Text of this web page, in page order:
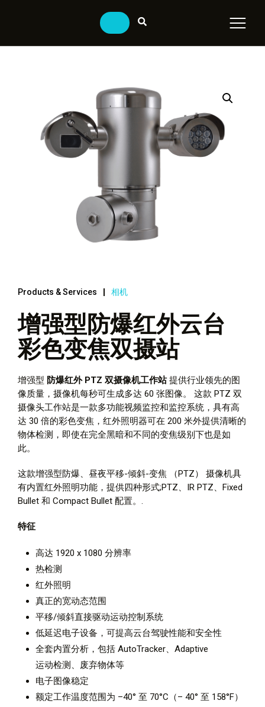
Products & Services 相机
增强型防爆红外云台
彩色变焦双摄站
增强型 防爆红外 PTZ 双摄像机工作站提供行业领先的图
像质量，摄像机每秒可生成多达 60 张图像。 这款 PTZ 双
摄像头工作站是一款多功能视频监控和监控系统，具有高
达 30 倍的彩色变焦，红外照明器可在 200 米外提供清晰的
物体检测，即使在完全黑暗和不同的变焦级别下也是如
此。
这款增强型防爆、昼夜平移-倾斜-变焦 （PTZ） 摄像机具
有内置红外照明功能，提供四种形式;PTZ、IR PTZ、Fixed
Bullet 和 Compact Bullet 配置。.
特征
高达 1920 x 1080 分辨率
热检测
红外照明
真正的宽动态范围
平移/倾斜直接驱动运动控制系统
低延迟电子设备，可提高云台驾驶性能和安全性
全套内置分析，包括 AutoTracker、Adaptive
运动检测、废弃物体等
电子图像稳定
额定工作温度范围为 –40° 至 70°C（– 40° 至 158°F）